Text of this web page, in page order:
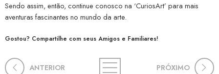
Sendo assim, então, continue conosco na ‘CuriosArt’ para mais
aventuras fascinantes no mundo da arte.
Gostou? Compartilhe com seus Amigos e Familiares!
ANTERIOR PRÓXIMO